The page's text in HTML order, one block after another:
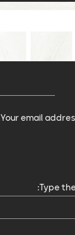
Your email
Type